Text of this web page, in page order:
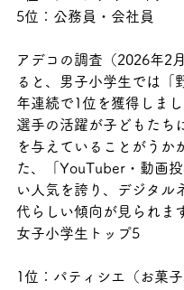
5位：公務員・会社員
アデコの調査（2026年2
ると、男子小学生では「
年連続で1位を獲得しま
選手の活躍が子どもたち
を与えていることがうか
た、「YouTuber・動画
い人気を誇り、デジタル
代らしい傾向が見られま
女子小学生トップ5
1位：パティシエ（お菓子